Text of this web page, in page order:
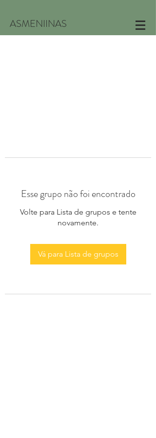
ASMENIINAS
Esse grupo não foi encontrado
Volte para Lista de grupos e tente
novamente.
Vá para Lista de grupos